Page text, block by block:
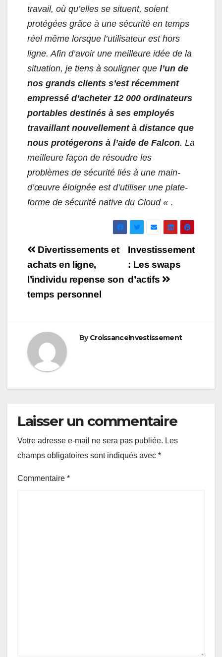
travail, où qu’elles se situent, soient
protégées grâce à une sécurité en temps
réel même lorsque l’utilisateur est hors
ligne. Afin d’avoir une meilleure idée de la
situation, je tiens à souligner que l’un de
nos grands clients s’est récemment
empressé d’acheter 12 000 ordinateurs
portables destinés à ses employés
travaillant nouvellement à distance que
nous protégerons à l’aide de Falcon. La
meilleure façon de résoudre les
problèmes de sécurité liés à une main-
d’œuvre éloignée est d’utiliser une plate-
forme de sécurité native du Cloud « .
Navigation
de
l’article
Investissement
: Les swaps
d’actifs
Divertissements et
achats en ligne,
l’individu repense son
temps personnel
ByCroissanceInvestissement
Laisser un commentaire
Votre adresse e-mail ne sera pas publiée. Les
champs obligatoires sont indiqués avec *
Commentaire *